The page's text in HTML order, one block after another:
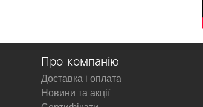
Про компанію
Доставка і оплата
Новини та акції